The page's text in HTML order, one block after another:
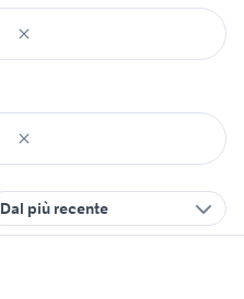
Dal più recente